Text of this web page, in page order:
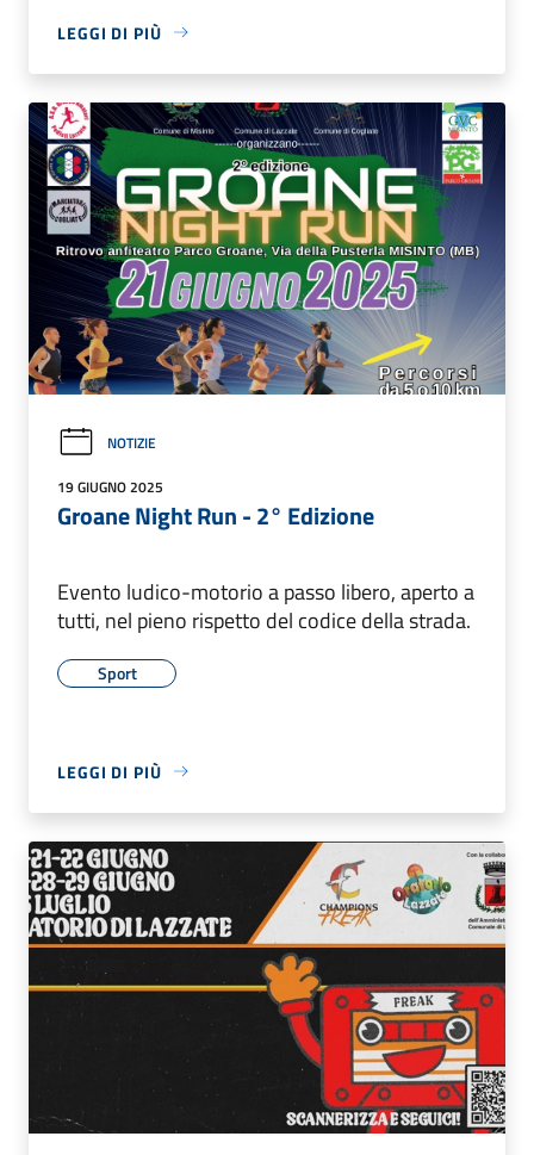
LEGGI DI PIÙ
NOTIZIE
19 GIUGNO 2025
Groane Night Run - 2° Edizione
Evento ludico-motorio a passo libero, aperto a
tutti, nel pieno rispetto del codice della strada.
Sport
LEGGI DI PIÙ